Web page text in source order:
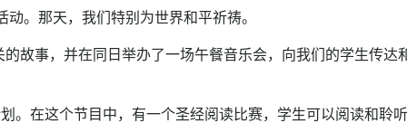
。那天，我们特别为世界和平祈祷。
故事，并在同日举办了一场午餐音乐会，向我们的学生传达
。在这个节目中，有一个圣经阅读比赛，学生可以阅读和聆